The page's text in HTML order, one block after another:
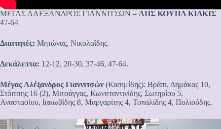
ΜΕΓΑΣ ΑΛΕΞΑΝΔΡΟΣ ΓΙΑΝΝΙΤΣΩΝ – ΑΠΣ ΚΟΥΠΑ ΚΙΛΚΙΣ
47-64
Διαιτητές: Μητώνας, Νικολαΐδης.
Δεκάλεπτα: 12-12, 20-30, 37-46, 47-64.
Μέγας Αλέξανδρος Γιαννιτσών (Κασιμίδης): Βράπι, Δημάκας 10,
Στόιτσης 16 (2), Μιτσάγγας, Κωνσταντινίδης, Σωτηρίου 5,
Αναστασίου, Ιακωβίδης 8, Μαργαρίτης 4, Τοπαλίδης 4, Πολιούδης.